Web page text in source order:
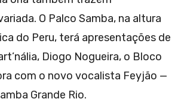
O Palco Samba, na altura
do Peru, terá apresentações de
Diogo Nogueira, o Bloco
com o novo vocalista Feyjão —
Grande Rio.